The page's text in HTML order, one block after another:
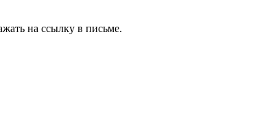
на ссылку в письме.